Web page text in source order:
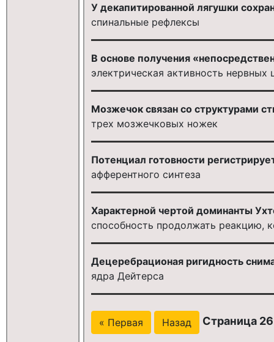
У декапитированной лягушки
спинальные рефлексы
В основе получения
электрическая активность нервных
Мозжечок связан со структурами
трех мозжечковых ножек
Потенциал готовности
афферентного синтеза
Характерной чертой доминанты
способность продолжать реакцию,
Децеребрационая ригидность
ядра Дейтерса
« Первая Назад Страница